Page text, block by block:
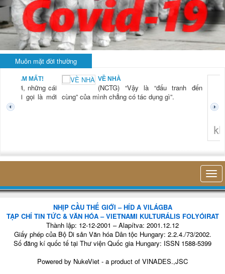
Muôn mặt đời thường
NAM MẤT!
“Xời, những cái
mới gọi là mới
VỀ NHÀ
(NCTG) “Vậy là “đấu tranh đến
cùng” của mình chẳng có tác dụng gì”.
NHỊP CẦU THẾ GIỚI – HÍD A VILÁGBA
TẠP CHÍ TIN TỨC & VĂN HÓA – VIETNAMI KULTURÁLIS FOLYÓIRAT
Thành lập: 12-12-2001 – Alapítva: 2001.12.12
Giấy phép của Bộ Di sản Văn hóa Dân tộc Hungary: 2.2.4./73/2002.
Số đăng kí quốc tế tại Thư viện Quốc gia Hungary: ISSN 1588-5399
Powered by NukeViet - a product of VINADES.,JSC